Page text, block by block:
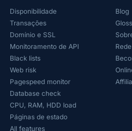
Disponibilidade
Transações
Domínio e SSL
Monitoramento de API
Black lists
Web risk
Pagespeed monitor
Database check
CPU, RAM, HDD load
Páginas de estado
All features
Blog